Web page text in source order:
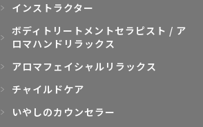
インストラクター
ボディトリートメントセラピスト / ア
ロマハンドリラックス
アロマフェイシャルリラックス
チャイルドケア
いやしのカウンセラー